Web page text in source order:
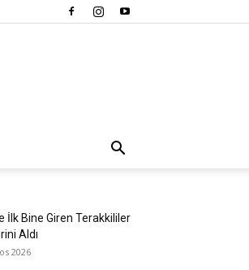
İlk Bine Giren Terakkililer
Aldı
2026